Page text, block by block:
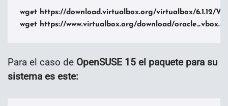
wget https://download.virtualbox.org/virtualbox/6.1.12/
wget https://www.virtualbox.org/download/
Para el caso de OpenSUSE 15 el paquete para su
sistema es este: